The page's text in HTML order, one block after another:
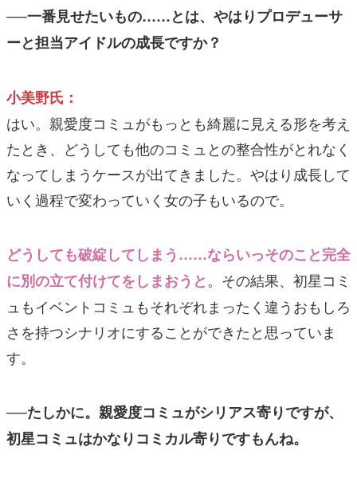
──一番見せたいもの……とは、やはりプロデューサ
ーと担当アイドルの成長ですか？
小美野氏：
はい。親愛度コミュがもっとも綺麗に見える形を考え
たとき、どうしても他のコミュとの整合性がとれなく
なってしまうケースが出てきました。やはり成長して
いく過程で変わっていく女の子もいるので。
どうしても破綻してしまう……ならいっそのこと完全
に別の立て付けてをしまおうと。その結果、初星コミ
ュもイベントコミュもそれぞれまったく違うおもしろ
さを持つシナリオにすることができたと思っていま
す。
──たしかに。親愛度コミュがシリアス寄りですが、
初星コミュはかなりコミカル寄りですもんね。